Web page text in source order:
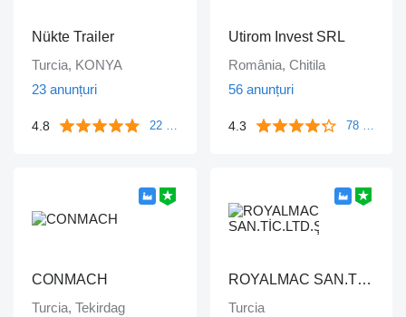
Nükte Trailer
Turcia, KONYA
23 anunțuri
4.8 22 comentarii
Utirom Invest SRL
România, Chitila
56 anunțuri
4.3 78 comentarii
CONMACH
Turcia, Tekirdag
ROYALMAC SAN.TİC.LTD.ŞTİ
Turcia